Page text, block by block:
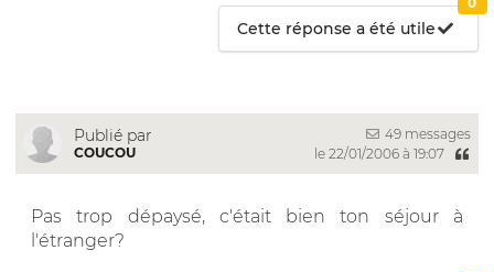
Cette réponse a été utile
Publié par
COUCOU
49 messages
le 22/01/2006 à 19:07
Pas trop dépaysé, c'était bien ton séjour à
l'étranger?